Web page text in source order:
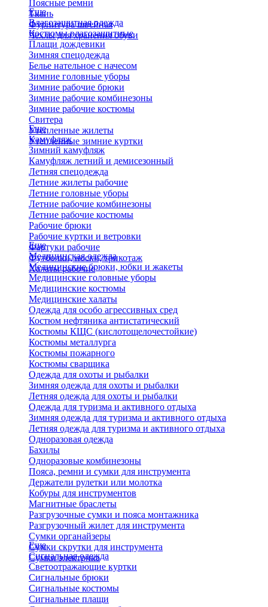
Поясные ремни
Ткань
Фурнитура швейная
Чехлы для хранения обуви
Еще
Влагозащитная одежда
Костюмы влагозащитные
Плащи дождевики
Зимняя спецодежда
Белье нательное с начесом
Зимние головные уборы
Зимние рабочие брюки
Зимние рабочие комбинезоны
Зимние рабочие костюмы
Свитера
Утепленные жилеты
Утепленные зимние куртки
Еще
Камуфляж
Зимний камуфляж
Камуфляж летний и демисезонный
Летняя спецодежда
Летние жилеты рабочие
Летние головные уборы
Летние рабочие комбинезоны
Летние рабочие костюмы
Рабочие брюки
Рабочие куртки и ветровки
Фартуки рабочие
Футболки, носки, трикотаж
Халаты рабочие
Еще
Медицинская одежда
Медицинские брюки, юбки и жакеты
Медицинские головные уборы
Медицинские костюмы
Медицинские халаты
Одежда для особо агрессивных сред
Костюм нефтяника антистатический
Костюмы КЩС (кислотощелочестойкие)
Костюмы металлурга
Костюмы пожарного
Костюмы сварщика
Одежда для охоты и рыбалки
Зимняя одежда для охоты и рыбалки
Летняя одежда для охоты и рыбалки
Одежда для туризма и активного отдыха
Зимняя одежда для туризма и активного отдыха
Летняя одежда для туризма и активного отдыха
Одноразовая одежда
Бахилы
Одноразовые комбинезоны
Пояса, ремни и сумки для инструмента
Держатели рулетки или молотка
Кобуры для инструментов
Магнитные браслеты
Разгрузочные сумки и пояса монтажника
Разгрузочный жилет для инструмента
Сумки органайзеры
Сумки скрутки для инструмента
Сумки электрика
Еще
Сигнальная одежда
Светоотражающие куртки
Сигнальные брюки
Сигнальные костюмы
Сигнальные плащи